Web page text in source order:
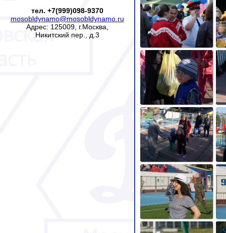
тел. +7(999)098-9370
mosobldynamo@mosobldynamo.ru
Адрес: 125009, г.Москва,
Никитский пер., д.3